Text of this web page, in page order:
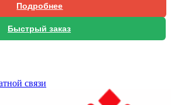
Подробнее
Быстрый заказ
связи